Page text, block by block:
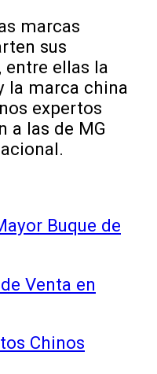
marcas
sus
entre ellas la
la marca china
expertos
a las de MG
Buque de
Venta en
Chinos